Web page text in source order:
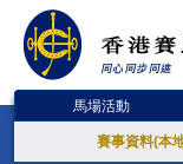
馬場活動
賽事資料(本